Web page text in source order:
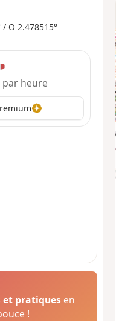
/ O 2.478515°
heure
pratiques en
!